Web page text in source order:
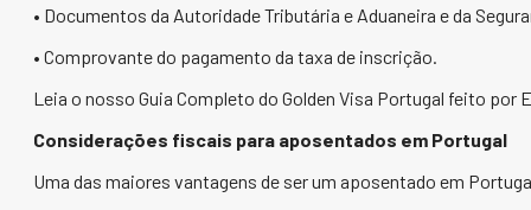
• Documentos da Autoridade Tributária e Aduaneira e da
• Comprovante do pagamento da taxa de inscrição.
Leia o nosso Guia Completo do Golden Visa Portugal feito por
Considerações fiscais para aposentados em Portugal
Uma das maiores vantagens de ser um aposentado em